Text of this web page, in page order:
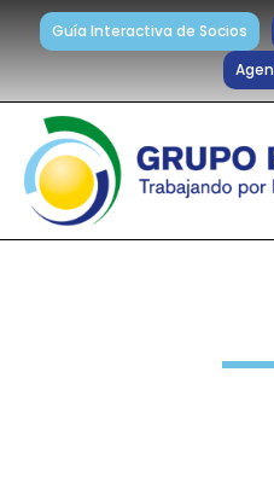
Guía Interactiva de Socios